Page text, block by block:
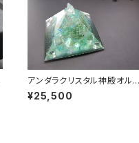
アンダラクリスタル神殿オル
ナイト～レムリアングリーン
光～
¥25,500